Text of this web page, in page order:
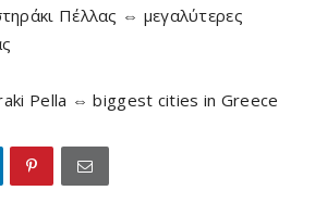
Πέλλας ⇔ μεγαλύτερες
Pella ⇔ biggest cities in Greece